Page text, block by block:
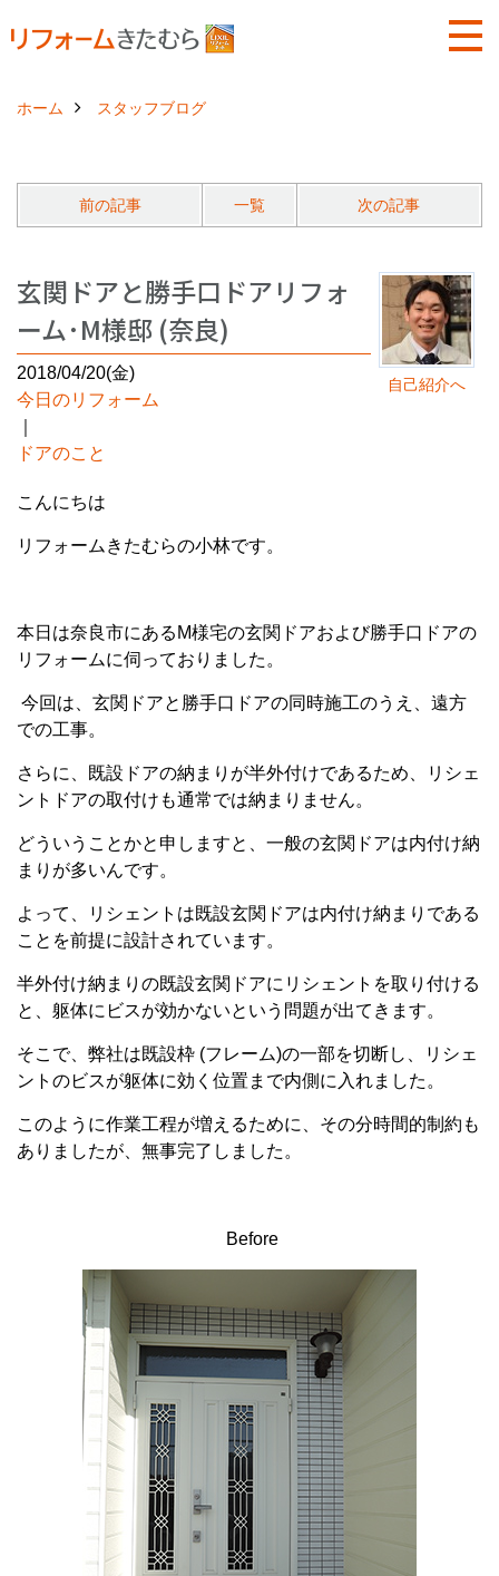
ホーム スタッフブログ
前の記事 一覧 次の記事
自己紹介へ
玄関ドアと勝手口ドアリフォ
ーム･M様邸 (奈良)
2018/04/20(金)
今日のリフォーム
ドアのこと
こんにちは
リフォームきたむらの小林です。
本日は奈良市にあるM様宅の玄関ドアおよび勝手口ドアの
リフォームに伺っておりました。
今回は、玄関ドアと勝手口ドアの同時施工のうえ、遠方
での工事。
さらに、既設ドアの納まりが半外付けであるため、リシェ
ントドアの取付けも通常では納まりません。
どういうことかと申しますと、一般の玄関ドアは内付け納
まりが多いんです。
よって、リシェントは既設玄関ドアは内付け納まりである
ことを前提に設計されています。
半外付け納まりの既設玄関ドアにリシェントを取り付ける
と、躯体にビスが効かないという問題が出てきます。
そこで、弊社は既設枠 (フレーム)の一部を切断し、リシェ
ントのビスが躯体に効く位置まで内側に入れました。
このように作業工程が増えるために、その分時間的制約も
ありましたが、無事完了しました。
Before